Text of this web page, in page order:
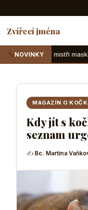
Zvířecí jména
NOVINKY
maskování, které v teráriu
MAGAZÍN O
Kdy jít s
seznam
✍ Bc. Martina